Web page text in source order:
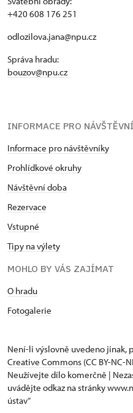
+420 608 176 251
odlozilova.jana@npu.cz
Správa hradu:
bouzov@npu.cz
INFORMACE PRO
Informace pro návštěvníky
Prohlídkové okruhy
Návštěvní doba
Rezervace
Vstupné
Tipy na výlety
MOHLO BY VÁS ZAJÍMAT
O hradu
Fotogalerie
Není-li výslovně uvedeno jinak,
Creative Commons (CC BY-NC-
Neužívejte dílo komerčně |
uvádějte odkaz na stránky
ústav“